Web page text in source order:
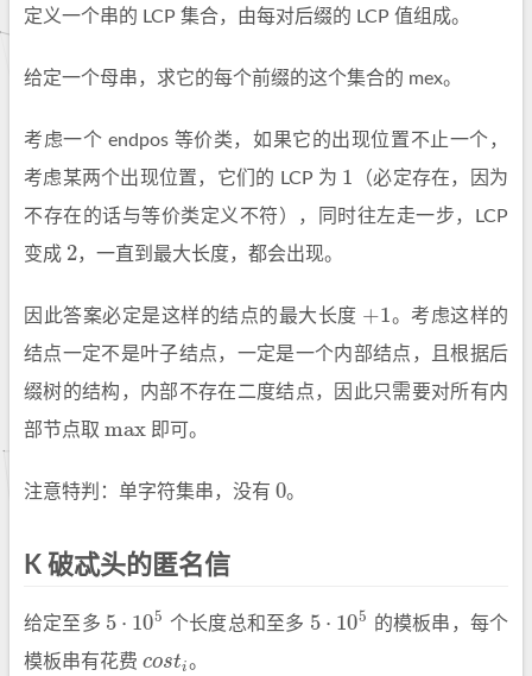
定义一个串的 LCP 集合，由每对后缀的 LCP 值组成。
给定一个母串，求它的每个前缀的这个集合的 mex。
考虑一个 endpos 等价类，如果它的出现位置不止一个，
考虑某两个出现位置，它们的 LCP 为 1
1
（必定存在，因为
不存在的话与等价类定义不符），同时往左走一步，LCP
变成 2
2，一直到最大长度，都会出现。
因此答案必定是这样的结点的最大长度 +1
+1 。考虑这样的
结点一定不是叶子结点，一定是一个内部结点，且根据后
缀树的结构，内部不存在二度结点，因此只需要对所有内
部节点取 max
max 即可。
注意特判：单字符集串，没有 0
0。
K 破忒头的匿名信
给定至多 5 ⋅ 105
5 ⋅105 个长度总和至多 5 ⋅ 105
5⋅ 105
的模板串，每个
模板串有花费 costi
cost 。